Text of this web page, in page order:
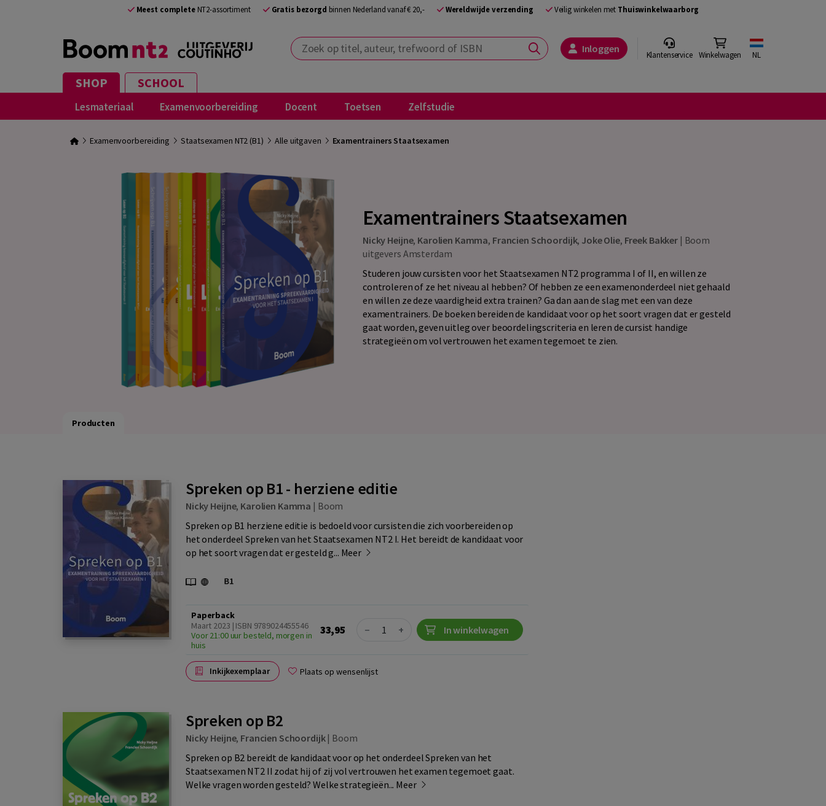
Meest completeNT2-assortiment Gratis bezorgd binnen Nederland vanaf € 20,- Wereldwijde verzending Veilig winkelen met Thuiswinkelwaarborg
Zoek op titel, auteur, trefwoord of ISBN Inloggen Klantenservice Winkelwagen NL
SHOP SCHOOL
Lesmateriaal Examenvoorbereiding Docent Toetsen Zelfstudie
Examenvoorbereiding Staatsexamen NT2 (B1) Alle uitgaven Examentrainers Staatsexamen
Examentrainers Staatsexamen
Nicky Heijne, Karolien Kamma, Francien Schoordijk, Joke Olie, Freek Bakker | Boom
uitgevers Amsterdam
Studeren jouw cursisten voor het Staatsexamen NT2 programma I of II, en willen ze
controleren of ze het niveau al hebben? Of hebben ze een examenonderdeel niet gehaald
en willen ze deze vaardigheid extra trainen? Ga dan aan de slag met een van deze
examentrainers. De boeken bereiden de kandidaat voor op het soort vragen dat er gesteld
gaat worden, geven uitleg over beoordelingscriteria en leren de cursist handige
strategieën om vol vertrouwen het examen tegemoet te zien.
Producten
Spreken op B1 - herziene editie
Nicky Heijne, Karolien Kamma | Boom
Spreken op B1 herziene editie is bedoeld voor cursisten die zich voorbereiden op
het onderdeel Spreken van het Staatsexamen NT2 I. Het bereidt de kandidaat voor
op het soort vragen dat er gesteld g... Meer
Paperback
Maart 2023 | ISBN 9789024455546
Voor 21:00 uur besteld, morgen in
huis
33,95 Quantity
− + In winkelwagen
Inkijkexemplaar Plaats op wensenlijst
Spreken op B2
Nicky Heijne, Francien Schoordijk| Boom
Spreken op B2 bereidt de kandidaat voor op het onderdeel Spreken van het
Staatsexamen NT2 II zodat hij of zij vol vertrouwen het examen tegemoet gaat.
Welke vragen worden gesteld? Welke strategieën... Meer